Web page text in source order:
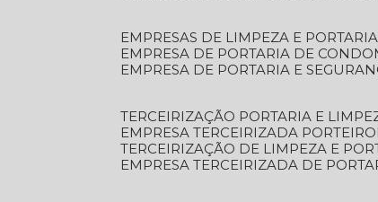
EMPRESAS DE LIMPEZA E PORTARIA
EMPRESA DE PORTARIA DE
EMPRESA DE PORTARIA E
TERCEIRIZAÇÃO PORTARIA E
EMPRESA TERCEIRIZADA PORTEIRO
TERCEIRIZAÇÃO DE LIMPEZA E
EMPRESA TERCEIRIZADA DE